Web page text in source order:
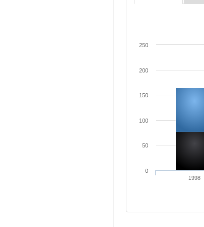
1998
0
50
100
150
200
250